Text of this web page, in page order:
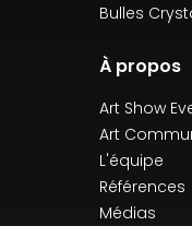
Bulles
À propos
Art Show
Art
L'équipe
Références
Médias